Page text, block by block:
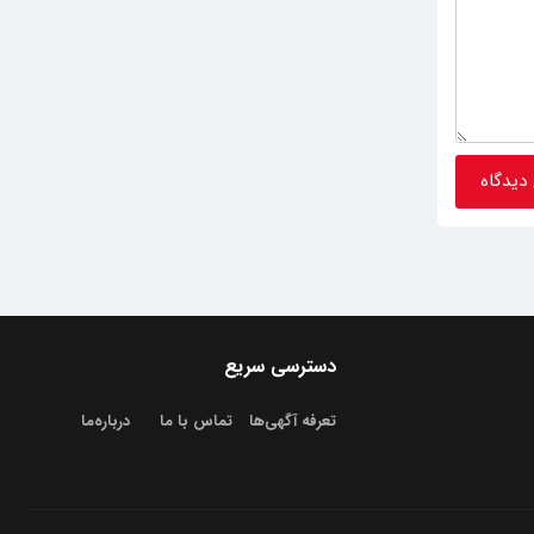
دسترسی سریع
تعرفه آگهی‌ها تماس با ما درباره‌‌ما